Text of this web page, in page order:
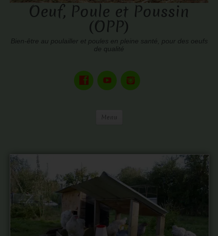
Oeuf, Poule et Poussin
(OPP)
Bien-être au poulailler et poules en pleine santé, pour des oeufs
de qualité